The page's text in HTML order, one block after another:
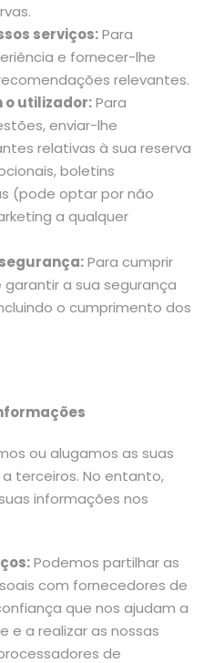
serviços:Para
e fornecer-lhe
relevantes.
o utilizador:Para
enviar-lhe
relativas à sua reserva
boletins
(pode optar por não
a qualquer
Para cumprir
a sua segurança
o cumprimento dos
ou alugamos as suas
terceiros. No entanto,
informações nos
Podemos partilhar as
com fornecedores de
que nos ajudam a
e a realizar as nossas
de